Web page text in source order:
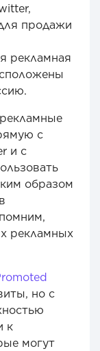
продажи
рекламная
с
и с
образом
рекламных
но с
к
могут